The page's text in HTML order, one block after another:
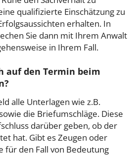
qualifizierte Einschätzung zu
erhalten. In
Sie dann mit Ihrem Anwalt
in Ihrem Fall.
auf den Termin beim
alle Unterlagen wie z.B.
die Briefumschläge. Diese
darüber geben, ob der
hat. Gibt es Zeugen oder
für den Fall von Bedeutung